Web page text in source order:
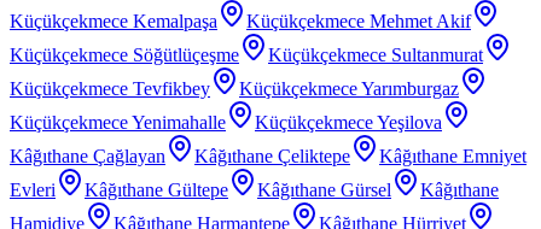
Küçükçekmece Kemalpaşa
Küçükçekmece Mehmet Akif
Küçükçekmece Söğütlüçeşme
Küçükçekmece Sultanmurat
Küçükçekmece Tevfikbey
Küçükçekmece Yarımburgaz
Küçükçekmece Yenimahalle
Küçükçekmece Yeşilova
Kâğıthane Çağlayan
Kâğıthane Çeliktepe
Kâğıthane Emniyet
Evleri
Kâğıthane Gültepe Kâğıthane Gürsel
Kâğıthane
Hamidiye
Kâğıthane Harmantepe
Kâğıthane Hürriyet